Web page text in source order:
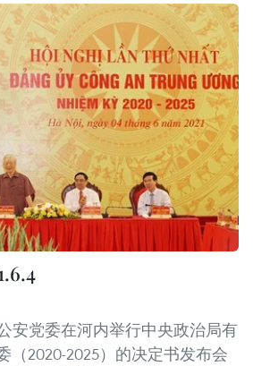
安党委在河内举行中央政治局有
（2020-2025）的决定书发布会